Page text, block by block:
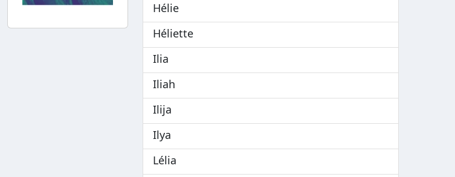
Hélie
Héliette
Ilia
Iliah
Ilija
Ilya
Lélia